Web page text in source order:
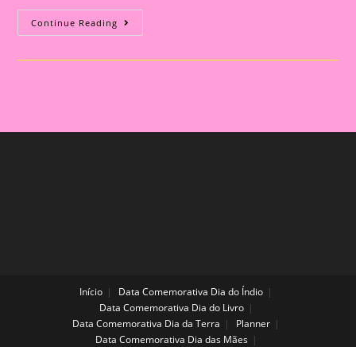
Continue Reading Estimulando
A
E
Início
Data Comemorativa Dia do Índio
Data Comemorativa Dia do Livro
Data Comemorativa Dia da Terra
Planner
Data Comemorativa Dia das Mães